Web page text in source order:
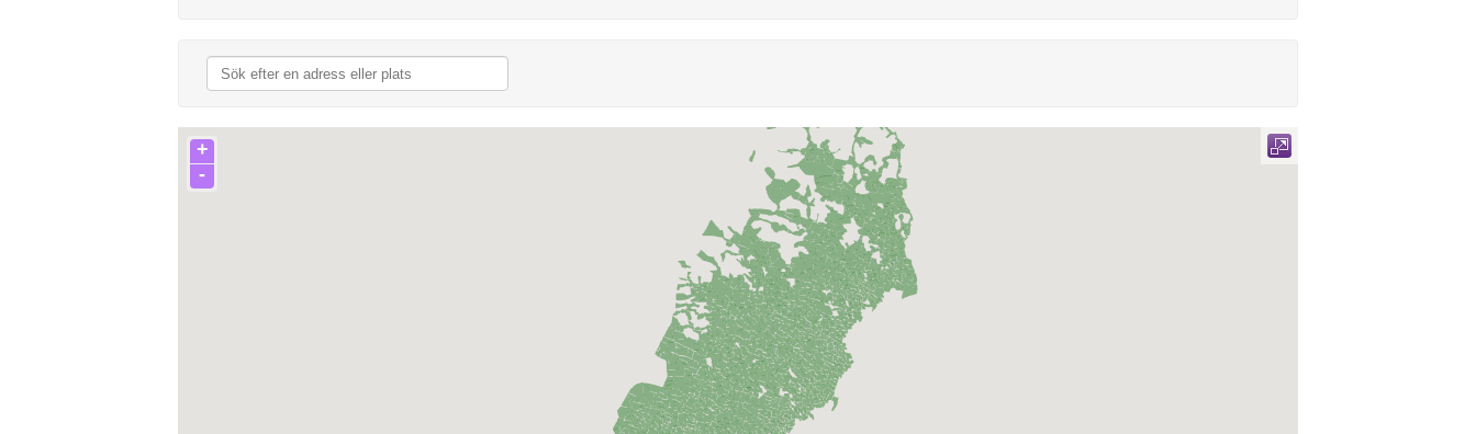
Samsung Galaxy Watch
Alla smartwatches
4G/5G Surfplattor
Wifi Surfplattor